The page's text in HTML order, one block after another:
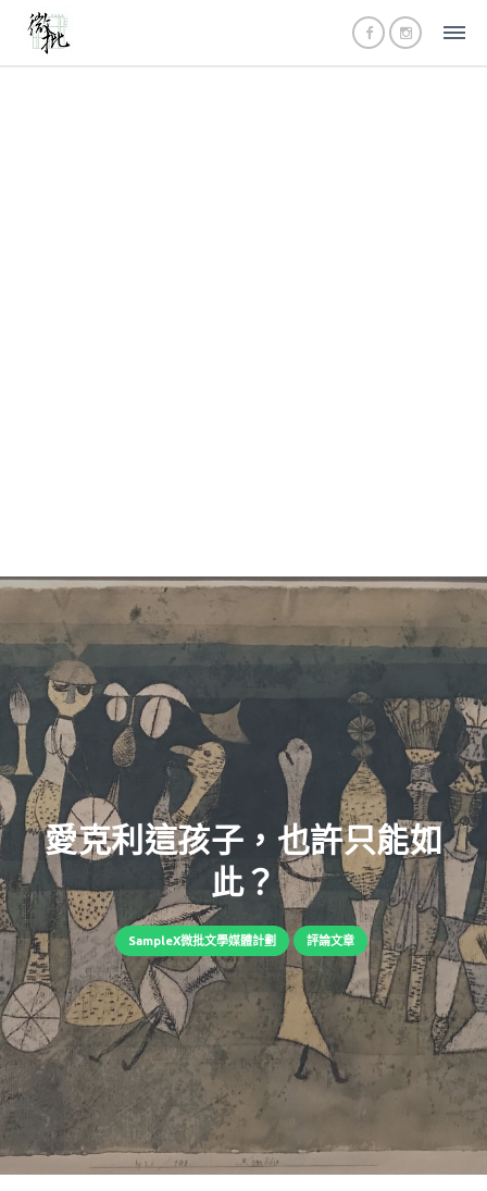
愛克利這孩子，也許只能如
此？
SampleX微批文學媒體計劃 評論文章